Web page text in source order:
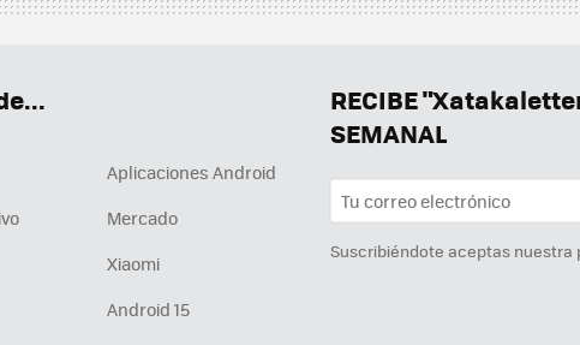
RECIBE
SEMANAL
Suscribiéndote aceptas nuestra
Aplicaciones Android
Mercado
Xiaomi
Android 15